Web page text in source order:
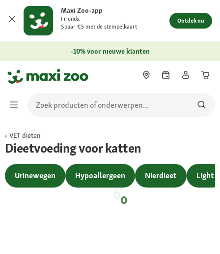
Maxi Zoo-app
Friends:
Spaar €5 met de stempelkaart
Ontdek nu
-10% voor nieuwe klanten
VET diëten
Dieetvoeding voor katten
Urinewegen Hypoallergeen Nierdieet Light